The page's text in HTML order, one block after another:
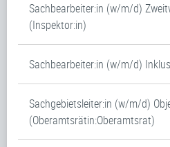
Sachbearbeiter:in (w/m/d)
(Inspektor:in)
Sachbearbeiter:in (w/m/d)
Sachgebietsleiter:in (w/m/d)
(Oberamtsrätin:Oberamtsrat)